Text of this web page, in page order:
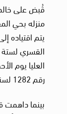
قُبض على
يتم اقتياده
القسري لستة
العليا يوم الأحد ٢١ يوليو ٢٠٢٤ متهَمًا
رقم 1282 لسنة 2024 حصر نيابة أمن دولة عليا.
بينما داهمت